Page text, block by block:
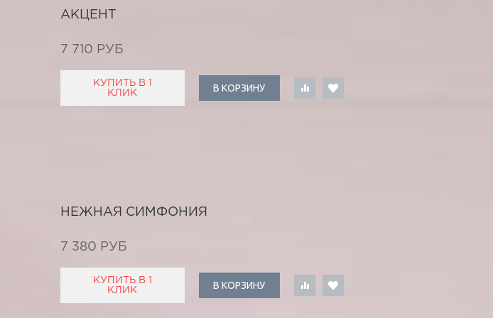
АКЦЕНТ
7 710 РУБ
КУПИТЬ В 1
КЛИК
В КОРЗИНУ
НЕЖНАЯ СИМФОНИЯ
7 380 РУБ
КУПИТЬ В 1
КЛИК
В КОРЗИНУ